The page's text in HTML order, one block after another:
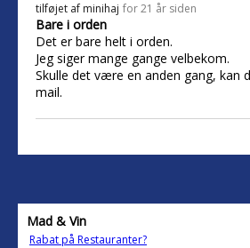
tilføjet af minihaj for 21 år siden
Bare i orden
Det er bare helt i orden.
Jeg siger mange gange velbekom.
Skulle det være en anden gang, kan
mail.
Mad & Vin
Rabat på Restauranter?